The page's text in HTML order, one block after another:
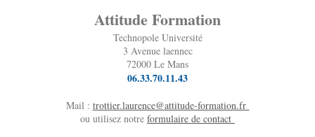
Attitude Formation
Technopole Université
3 Avenue laennec
72000 Le Mans
06.33.70.11.43
Mail : trottier.laurence@attitude-formation.fr
ou utilisez notre formulaire de contact